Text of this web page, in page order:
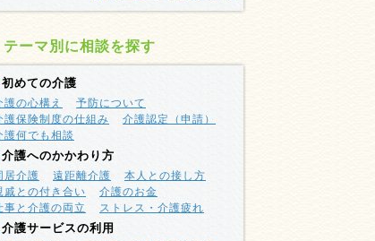
テーマ別に相談を探す
初めての介護
護の心構え
予防について
護保険制度の仕組み
介護認定（申請）
護何でも相談
介護へのかかわり方
居介護 遠距離介護
本人との接し方
戚との付き合い
介護のお金
事と介護の両立
ストレス・介護疲れ
介護サービスの利用